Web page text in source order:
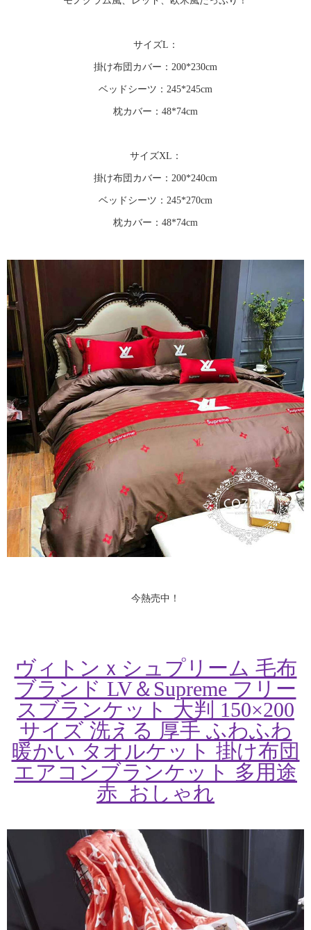
サイズL：
掛け布団カバー：200*230cm
ベッドシーツ：245*245cm
枕カバー：48*74cm
サイズXL：
掛け布団カバー：200*240cm
ベッドシーツ：245*270cm
枕カバー：48*74cm
今熱売中！
ヴィトンｘシュプリーム 毛布
ブランド LV＆Supreme フリー
スブランケット 大判 150×200
サイズ 洗える 厚手 ふわふわ
暖かい タオルケット 掛け布団
エアコンブランケット 多用途
赤 おしゃれ